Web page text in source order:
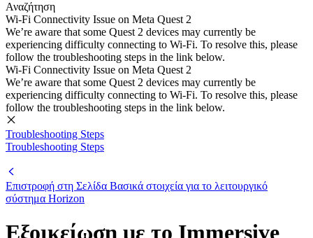
Αναζήτηση
Wi-Fi Connectivity Issue on Meta Quest 2
We’re aware that some Quest 2 devices may currently be
experiencing difficulty connecting to Wi-Fi. To resolve this, please
follow the troubleshooting steps in the link below.
Wi-Fi Connectivity Issue on Meta Quest 2
We’re aware that some Quest 2 devices may currently be
experiencing difficulty connecting to Wi-Fi. To resolve this, please
follow the troubleshooting steps in the link below.
Troubleshooting Steps
Troubleshooting Steps
Επιστροφή στη Σελίδα Βασικά στοιχεία για το λειτουργικό
σύστημα Horizon
Εξοικείωση με το Immersive